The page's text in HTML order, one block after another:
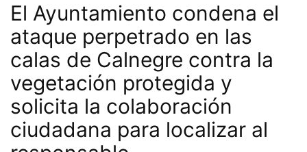
El Ayuntamiento condena el
ataque perpetrado en las
calas de Calnegre contra la
vegetación protegida y
solicita la colaboración
ciudadana para localizar al